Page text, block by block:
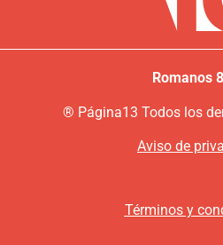
Romanos
® Página13 Todos los
Aviso de
Términos y